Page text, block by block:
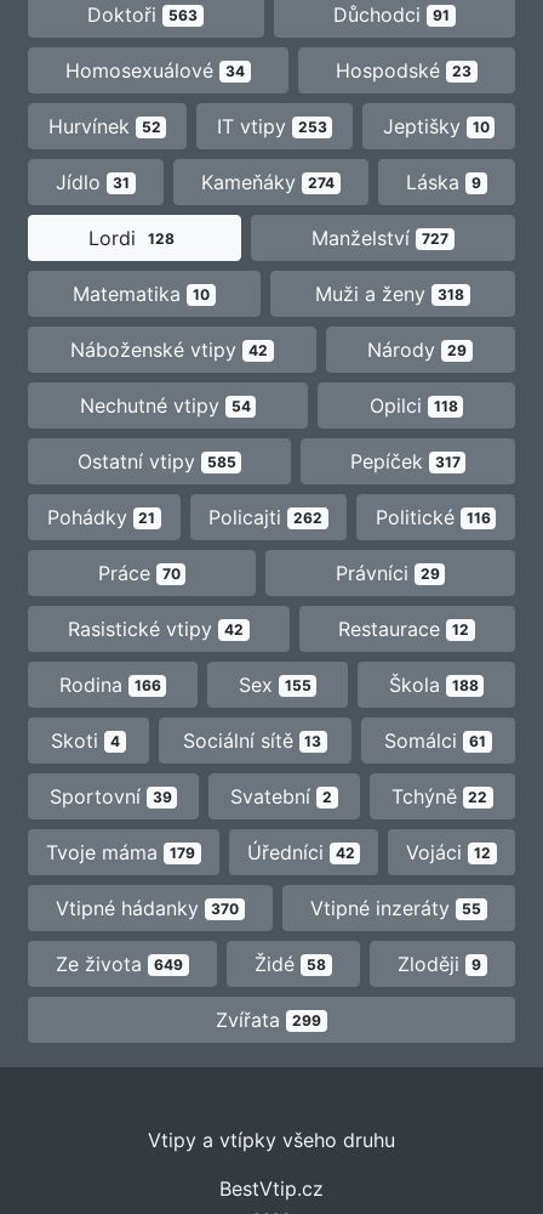
Doktoři 563 Důchodci 91
Homosexuálové 34 Hospodské 23
Hurvínek 52 IT vtipy 253 Jeptišky 10
Jídlo 31 Kameňáky 274 Láska 9
Lordi 128 Manželství 727
Matematika 10 Muži a ženy 318
Náboženské vtipy 42 Národy 29
Nechutné vtipy 54 Opilci 118
Ostatní vtipy 585 Pepíček 317
Pohádky 21 Policajti 262 Politické 116
Práce 70 Právníci 29
Rasistické vtipy 42 Restaurace 12
Rodina 166 Sex 155 Škola 188
Skoti 4 Sociální sítě 13 Somálci 61
Sportovní 39 Svatební 2 Tchýně 22
Tvoje máma 179 Úředníci 42 Vojáci 12
Vtipné hádanky 370 Vtipné inzeráty 55
Ze života 649 Židé 58 Zloději 9
Zvířata 299
Vtipy a vtípky všeho druhu
BestVtip.cz